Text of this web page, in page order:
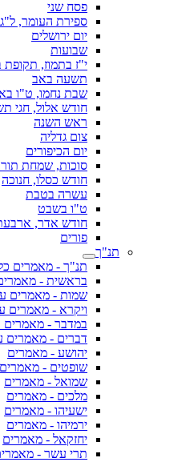
פסח שני
ספירת העומר,
יום ירושלים
שבועות
י"ז בתמוז, תקופת
תשעה באב
שבת נחמו, ט"ו
חודש אלול, חגי
ראש השנה
צום גדליה
יום הכיפורים
סוכות, שמחת
חודש כסלו, חנוכה
עשרה בטבת
ט"ו בשבט
חודש אדר,
פורים
תנ"ך
תנ"ך - מאמרים
בראשית -
שמות - מאמרים
ויקרא - מאמרים
במדבר -
דברים - מאמרים
יהושע - מאמרים
שופטים - מאמרים
שמואל - מאמרים
מלכים - מאמרים
ישעיהו - מאמרים
ירמיהו - מאמרים
יחזקאל - מאמרים
תרי עשר -